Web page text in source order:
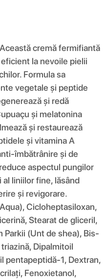
cremă fermifiantă
la nevoile pielii
Formula sa
vegetale și peptide
și redă
și melatonina
și restaurează
și vitamina A
îmbătrânire și de
aspectul pungilor
al liniilor fine, lăsând
și revigorare.
Cicloheptasiloxan,
Stearat de gliceril,
(Unt de shea), Bis-
Dipalmitoil
pentapeptidă-1, Dextran,
Fenoxietanol,